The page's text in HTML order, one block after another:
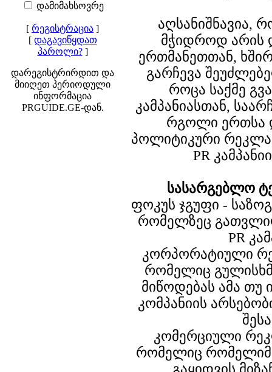
დამიმახსოვრე
[ რეგისტრაცია ]
[ დაგავიწყდათ
პაროლი?]
დარეგისტრირდით და
მიიღეთ პერიოდული
ინფორმაცია
PRGUIDE.GE-დან.
აღსანიშნავია,
მჭიდროდ არის
ერთმანეთთან,
გარჩევა
როცა საქმე
კამპანიასთან,
რგოლი ერთსა
პოლიტიკური
PR
სასარგებლო
ფოკუს ჯგუფი -
რომელზეც
PR
კორპორატიული
რომელიც
მიწოდებას ამა თუ
კომპანიის
კომერციული
რომელიც